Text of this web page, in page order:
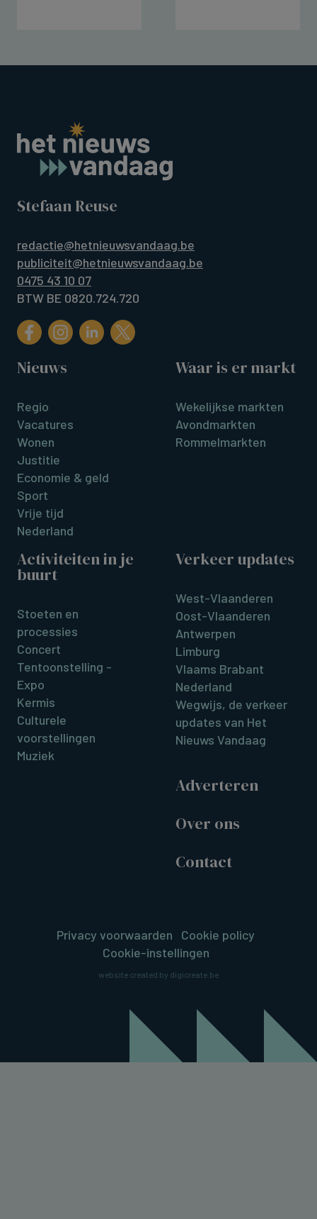
Stefaan Reuse
redactie@hetnieuwsvandaag.be
publiciteit@hetnieuwsvandaag.be
0475 43 10 07
BTW BE 0820.724.720
Nieuws
Regio
Vacatures
Wonen
Justitie
Economie & geld
Sport
Vrije tijd
Nederland
Waar is er markt
Wekelijkse markten
Avondmarkten
Rommelmarkten
Activiteiten in je
buurt
Stoeten en
processies
Concert
Tentoonstelling -
Expo
Kermis
Culturele
voorstellingen
Muziek
Verkeer updates
West-Vlaanderen
Oost-Vlaanderen
Antwerpen
Limburg
Vlaams Brabant
Nederland
Wegwijs, de verkeer
updates van Het
Nieuws Vandaag
Adverteren
Over ons
Contact
Privacy voorwaarden
Cookie policy
Cookie-instellingen
website created by digicreate.be